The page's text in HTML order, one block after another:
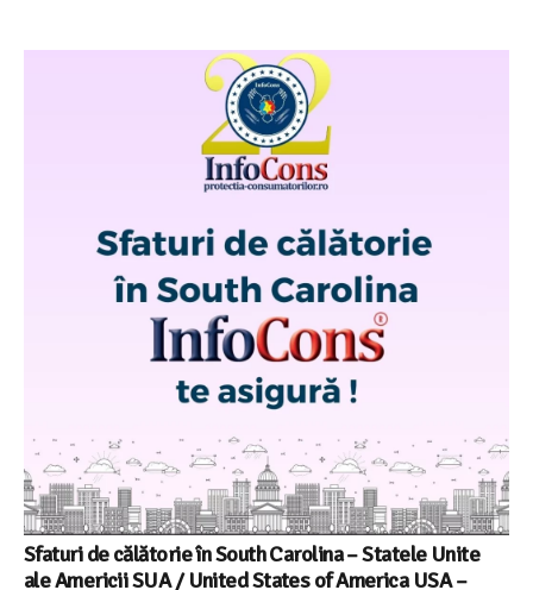
Sfaturi de călătorie în South Carolina – Statele Unite
ale Americii SUA / United States of America USA –